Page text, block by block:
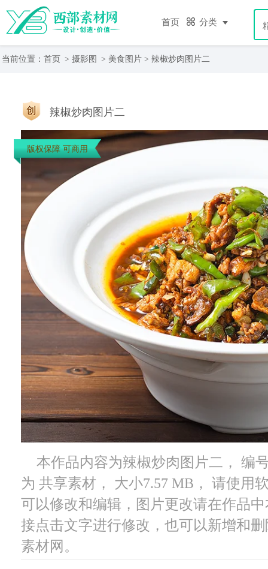
首页 分类
当前位置： 首页 > 摄影图 > 美食图片 > 辣椒炒肉图片二
辣椒炒肉图片二
版权保障 可商用
本作品内容为辣椒炒肉图片二， 编
为 共享素材， 大小7.57 MB， 请使用
可以修改和编辑，图片更改请在作品
接点击文字进行修改，也可以新增和
素材网。